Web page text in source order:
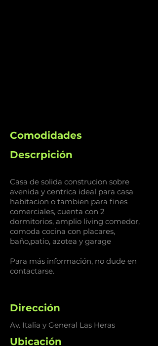
Comodidades
Descrpición
Casa de solida construcion sobre
avenida y centrica ideal para casa
habitacion o tambien para fines
comerciales, cuenta con 2
dormitorios, amplio living comedor,
comoda cocina con placares,
baño,patio, azotea y garage
Para más información, no dude en
contactarse.
Dirección
Av. Italia y General Las Heras
Ubicación